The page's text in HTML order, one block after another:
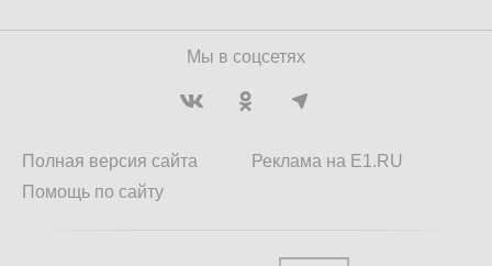
Мы в соцсетях
Полная версия сайта
Помощь по сайту
Реклама на E1.RU